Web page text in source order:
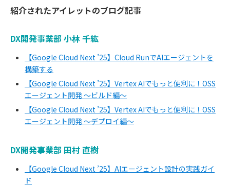
紹介されたアイレットのブログ記事
DX開発事業部 小林 千紘
【Google Cloud Next ’25】Cloud RunでAIエージェントを
構築する
【Google Cloud Next ’25】Vertex AIでもっと便利に！OSS
エージェント開発 〜ビルド編〜
【Google Cloud Next ’25】Vertex AIでもっと便利に！OSS
エージェント開発 〜デプロイ編〜
DX開発事業部 田村 直樹
【Google Cloud Next ’25】AIエージェント設計の実践ガイ
ド